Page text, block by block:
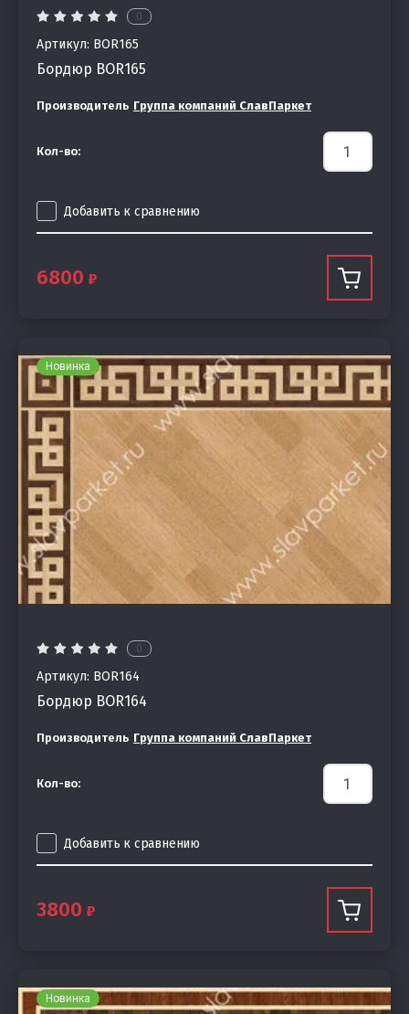
0
Артикул: BOR165
Бордюр BOR165
Производитель Группа компаний СлавПаркет
Кол-во:
Добавить к сравнению
6800
Новинка
0
Артикул: BOR164
Бордюр BOR164
Производитель Группа компаний СлавПаркет
Кол-во:
Добавить к сравнению
3800
Новинка